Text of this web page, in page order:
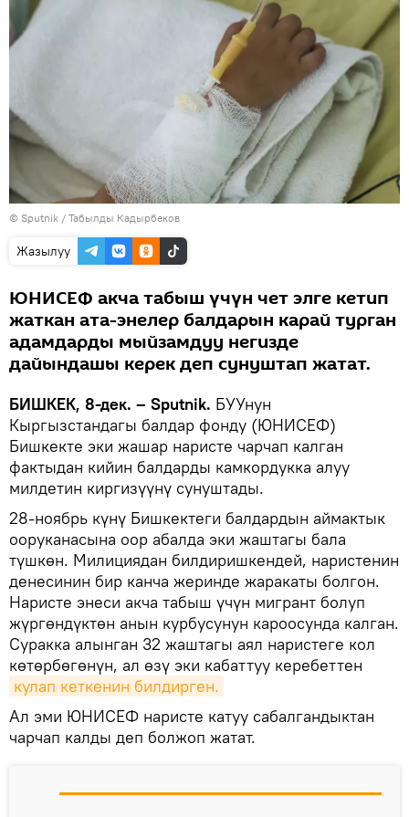
© Sputnik / Табылды Кадырбеков
Жазылуу
ЮНИСЕФ акча табыш үчүн чет элге кетип
жаткан ата-энелер балдарын карай турган
адамдарды мыйзамдуу негизде
дайындашы керек деп сунуштап жатат.
БИШКЕК, 8-дек. – Sputnik. БУУнун
Кыргызстандагы балдар фонду (ЮНИСЕФ)
Бишкекте эки жашар наристе чарчап калган
фактыдан кийин балдарды камкордукка алуу
милдетин киргизүүнү сунуштады.
28-ноябрь күнү Бишкектеги балдардын аймактык
ооруканасына оор абалда эки жаштагы бала
түшкөн. Милициядан билдиришкендей, наристенин
денесинин бир канча жеринде жаракаты болгон.
Наристе энеси акча табыш үчүн мигрант болуп
жүргөндүктөн анын курбусунун кароосунда калган.
Суракка алынган 32 жаштагы аял наристеге кол
көтөрбөгөнүн, ал өзү эки кабаттуу керебеттен
кулап кеткенин билдирген.
Ал эми ЮНИСЕФ наристе катуу сабалгандыктан
чарчап калды деп болжоп жатат.